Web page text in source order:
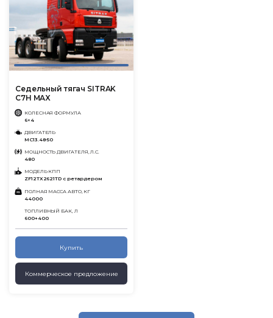
Седельный тягач SITRAK
C7H MAX
КОЛЕСНАЯ ФОРМУЛА
6×4
ДВИГАТЕЛЬ
MC13.48-50
МОЩНОСТЬ ДВИГАТЕЛЯ, Л.С.
480
МОДЕЛЬ КПП
ZF12TX2621TD с ретардером
ПОЛНАЯ МАССА АВТО, КГ
44000
ТОПЛИВНЫЙ БАК, Л
600+400
Купить
Коммерческое предложение